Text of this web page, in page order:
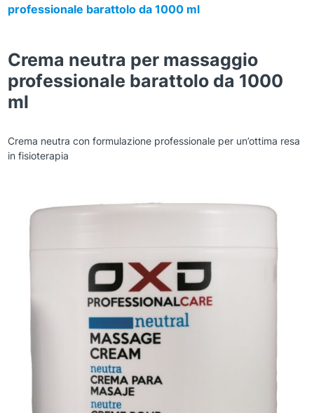
professionale barattolo da 1000 ml
Crema neutra per massaggio
professionale barattolo da 1000
ml
Crema neutra con formulazione professionale per un’ottima resa
in fisioterapia